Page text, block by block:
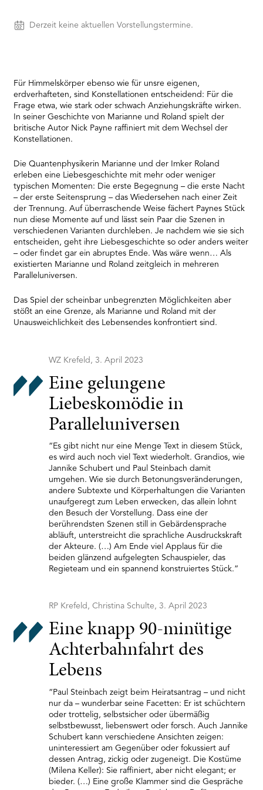
to
setup
their
CMP
to
add
this
content
to
list
of
technologies
used.
Powered
by
Usercentrics
Consent
Management
Platform
Vorstellungen
Derzeit keine aktuellen Vorstellungstermine.
Für Himmelskörper ebenso wie für unsre eigenen,
erdverhafteten, sind Konstellationen entscheidend: Für die
Frage etwa, wie stark oder schwach Anziehungskräfte wirken.
In seiner Geschichte von Marianne und Roland spielt der
britische Autor Nick Payne raffiniert mit dem Wechsel der
Konstellationen.
Die Quantenphysikerin Marianne und der Imker Roland
erleben eine Liebesgeschichte mit mehr oder weniger
typischen Momenten: Die erste Begegnung – die erste Nacht
– der erste Seitensprung – das Wiedersehen nach einer Zeit
der Trennung. Auf überraschende Weise fächert Paynes Stück
nun diese Momente auf und lässt sein Paar die Szenen in
verschiedenen Varianten durchleben. Je nachdem wie sie sich
entscheiden, geht ihre Liebesgeschichte so oder anders weiter
– oder findet gar ein abruptes Ende. Was wäre wenn… Als
existierten Marianne und Roland zeitgleich in mehreren
Paralleluniversen.
Das Spiel der scheinbar unbegrenzten Möglichkeiten aber
stößt an eine Grenze, als Marianne und Roland mit der
Unausweichlichkeit des Lebensendes konfrontiert sind.
WZ Krefeld, 3. April 2023
Eine gelungene
Liebeskomödie in
Paralleluniversen
“Es gibt nicht nur eine Menge Text in diesem Stück,
es wird auch noch viel Text wiederholt. Grandios, wie
Jannike Schubert und Paul Steinbach damit
umgehen. Wie sie durch Betonungsveränderungen,
andere Subtexte und Körperhaltungen die Varianten
unaufgeregt zum Leben erwecken, das allein lohnt
den Besuch der Vorstellung. Dass eine der
berührendsten Szenen still in Gebärdensprache
abläuft, unterstreicht die sprachliche Ausdruckskraft
der Akteure. (…) Am Ende viel Applaus für die
beiden glänzend aufgelegten Schauspieler, das
Regieteam und ein spannend konstruiertes Stück.”
RP Krefeld, Christina Schulte, 3. April 2023
Eine knapp 90-minütige
Achterbahnfahrt des
Lebens
“Paul Steinbach zeigt beim Heiratsantrag – und nicht
nur da – wunderbar seine Facetten: Er ist schüchtern
oder trottelig, selbstsicher oder übermäßig
selbstbewusst, liebenswert oder forsch. Auch Jannike
Schubert kann verschiedene Ansichten zeigen:
uninteressiert am Gegenüber oder fokussiert auf
dessen Antrag, zickig oder zugeneigt. Die Kostüme
(Milena Keller): Sie raffiniert, aber nicht elegant; er
bieder. (…) Eine große Klammer sind die Gespräche